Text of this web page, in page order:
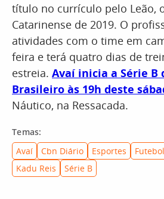
título no currículo pelo Leão,
Catarinense de 2019. O
atividades com o time em
feira e terá quatro dias de
estreia. Avaí inicia a Série B
Brasileiro às 19h deste
Náutico, na Ressacada.
Temas:
Avaí
Cbn Diário Esportes Futebol
Kadu Reis
Série B